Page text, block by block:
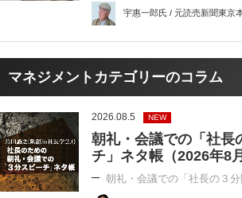
宇惠一郎氏 / 元読売新聞東京
マネジメントカテゴリーのコラム
2026.08.5 NEW
朝礼・会議での「社長
チ」ネタ帳（2026年8
朝礼・会議での「社長の３